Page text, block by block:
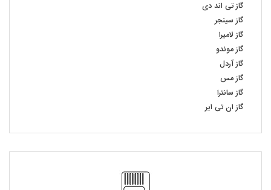
گاز تی اند دی
گاز سینجر
گاز لامیرا
گاز موندو
گاز آردل
گاز مس
گاز سانترا
گاز ان تی ایر